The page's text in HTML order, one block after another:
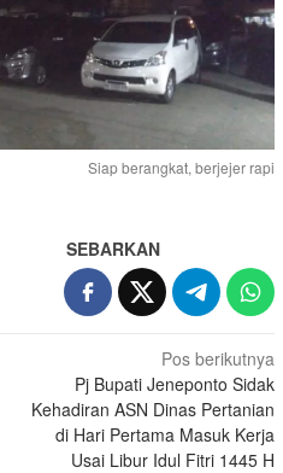
Siap berangkat, berjejer rapi
SEBARKAN
Pos berikutnya
Pj Bupati Jeneponto Sidak
Kehadiran ASN Dinas Pertanian
di Hari Pertama Masuk Kerja
Usai Libur Idul Fitri 1445 H